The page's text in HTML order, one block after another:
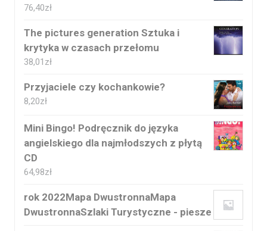
76,40zł
The pictures generation Sztuka i
krytyka w czasach przełomu
38,01 zł
Przyjaciele czy kochankowie?
8,20zł
Mini Bingo! Podręcznik do języka
angielskiego dla najmłodszych z płytą
CD
64,98zł
rok 2022Mapa DwustronnaMapa
DwustronnaSzlaki Turystyczne - piesze